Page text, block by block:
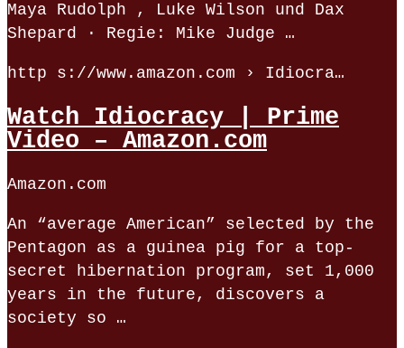
Maya Rudolph , Luke Wilson und Dax
Shepard · Regie: Mike Judge …
http s://www.amazon.com › Idiocra…
Watch Idiocracy | Prime
Video – Amazon.com
Amazon.com
An “average American” selected by the
Pentagon as a guinea pig for a top-
secret hibernation program, set 1,000
years in the future, discovers a
society so …